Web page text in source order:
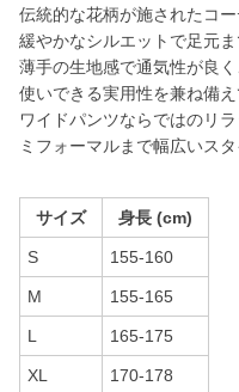
伝統的な花柄が施されたコ
緩やかなシルエットで足元
薄手の生地感で通気性が良
使いできる実用性を兼ね備え
ワイドパンツならではのリ
ミフォーマルまで幅広いス
サイズ 身長 (cm)
S 155-160
M 155-165
L 165-175
XL 170-178